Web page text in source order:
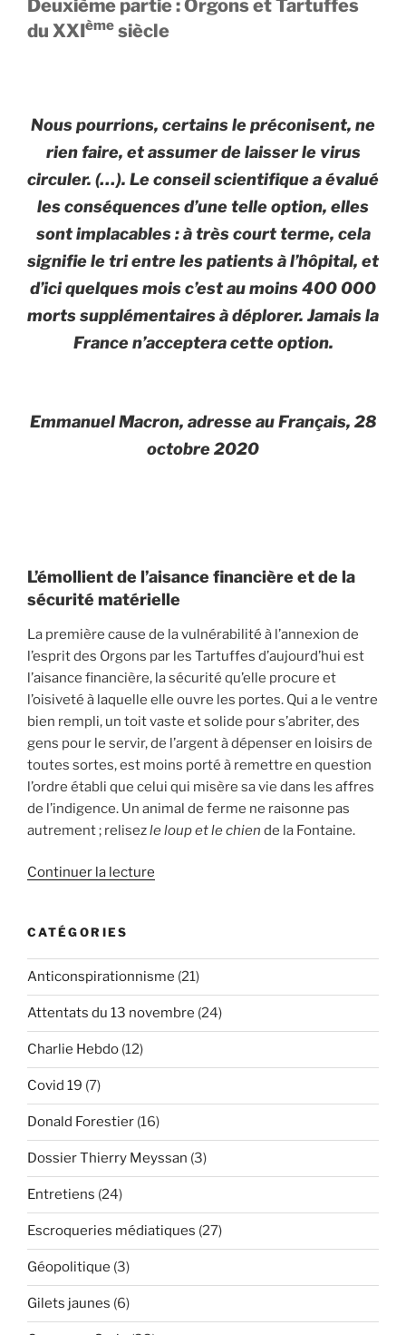
Deuxième partie : Orgons et Tartuffes
du XXIème siècle
Nous pourrions, certains le préconisent, ne
rien faire, et assumer de laisser le virus
circuler. (…). Le conseil scientifique a évalué
les conséquences d’une telle option, elles
sont implacables : à très court terme, cela
signifie le tri entre les patients à l’hôpital, et
d’ici quelques mois c’est au moins 400 000
morts supplémentaires à déplorer. Jamais la
France n’acceptera cette option.
Emmanuel Macron, adresse au Français, 28
octobre 2020
L’émollient de l’aisance financière et de la
sécurité matérielle
La première cause de la vulnérabilité à l’annexion de
l’esprit des Orgons par les Tartuffes d’aujourd’hui est
l’aisance financière, la sécurité qu’elle procure et
l’oisiveté à laquelle elle ouvre les portes. Qui a le ventre
bien rempli, un toit vaste et solide pour s’abriter, des
gens pour le servir, de l’argent à dépenser en loisirs de
toutes sortes, est moins porté à remettre en question
l’ordre établi que celui qui misère sa vie dans les affres
de l’indigence. Un animal de ferme ne raisonne pas
autrement ; relisezle loup et le chien de la Fontaine.
Continuer la lecture
au
prisme
Molière
CATÉGORIES
Anticonspirationnisme (21)
Attentats du 13 novembre (24)
Charlie Hebdo (12)
Covid 19 (7)
Donald Forestier (16)
Dossier Thierry Meyssan (3)
Entretiens (24)
Escroqueries médiatiques (27)
Géopolitique (3)
Gilets jaunes (6)